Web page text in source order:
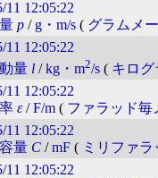
11 12:05:22
p / g・m/s ( グラムメ
11 12:05:22
量 l /kg・m2/s ( キロ
11 12:05:22
ε/F/m ( ファラッド毎
11 12:05:22
量 C /mF ( ミリファラ
11 12:05:22